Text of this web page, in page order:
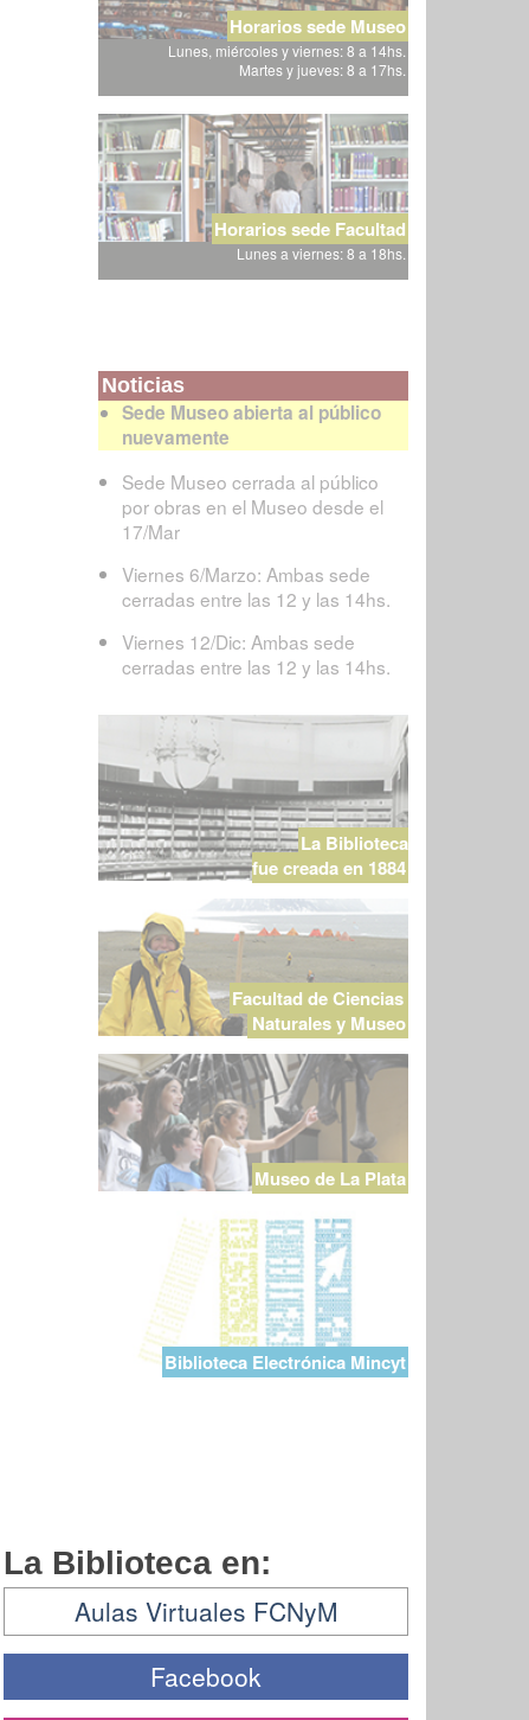
Horarios sede Museo
Lunes, miércoles y viernes: 8 a 14hs.
Martes y jueves: 8 a 17hs.
Horarios sede Facultad
Lunes a viernes: 8 a 18hs.
Noticias
Sede Museo abierta al público
nuevamente
Sede Museo cerrada al público
por obras en el Museo desde el
17/Mar
Viernes 6/Marzo: Ambas sede
cerradas entre las 12 y las 14hs.
Viernes 12/Dic: Ambas sede
cerradas entre las 12 y las 14hs.
La Biblioteca
fue creada en 1884
Facultad de Ciencias
Naturales y Museo
Museo de La Plata
Biblioteca Electrónica Mincyt
La Biblioteca en:
Aulas Virtuales FCNyM
Facebook